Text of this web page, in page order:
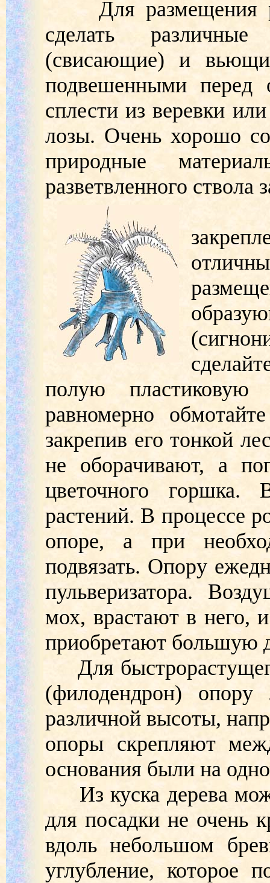
Для размещения
сделать
(свисающие) и
подвешенными
сплести из веревки
лозы. Очень хорошо
природные
разветвленного ствола
полую
равномерно
закрепив его тонкой
не оборачивают, а
цветочного
растений. В процессе
опоре, а при
подвязать. Опору
пульверизатора.
мох, врастают в него,
приобретают большую
Для
(филодендрон)
различной высоты,
опоры скрепляют
основания были на
Из куска дерева
для посадки не очень
вдоль небольшом
углубление, которое